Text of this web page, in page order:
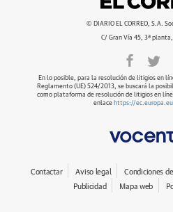
© DIARIO EL CORREO, S.A.
C/ Gran Vía 45, 3ª
En lo posible, para la resolución de litigios en
Reglamento (UE) 524/2013, se buscará la
como plataforma de resolución de litigios en
enlace https://
Contactar Aviso legal Condiciones
Publicidad
Mapa web